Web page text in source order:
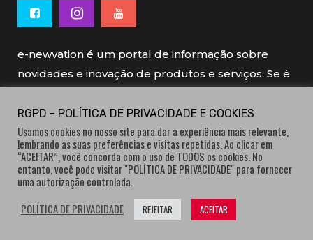
e-newvation é um portal de informação sobre
novidades e inovação de produtos e serviços. Se é
e-newvation tem o patrocínio do “Produto do
Ano”, o prémio de inovação atribuído por
consumidores.
RGPD - POLÍTICA DE PRIVACIDADE E COOKIES
Usamos cookies no nosso site para dar a experiência mais relevante,
lembrando as suas preferências e visitas repetidas. Ao clicar em
“ACEITAR”, você concorda com o uso de TODOS os cookies. No
entanto, você pode visitar "POLÍTICA DE PRIVACIDADE" para fornecer
uma autorização controlada.
POLÍTICA DE PRIVACIDADE
REJEITAR ACEITAR